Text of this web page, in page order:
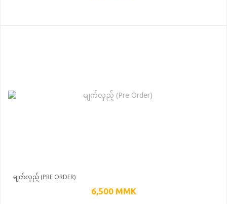
မျက်လှည့် (PRE ORDER)
6,500 MMK